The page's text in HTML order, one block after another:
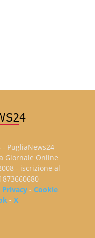
PugliaNews24
Giornale Online
- iscrizione al
Privacy- Cookie
-X